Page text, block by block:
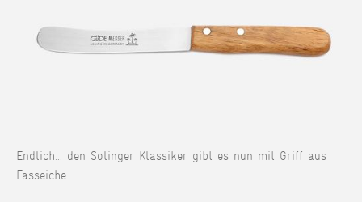
Endlich... den Solinger Klassiker gibt es nun mit Griff aus
Fasseiche.